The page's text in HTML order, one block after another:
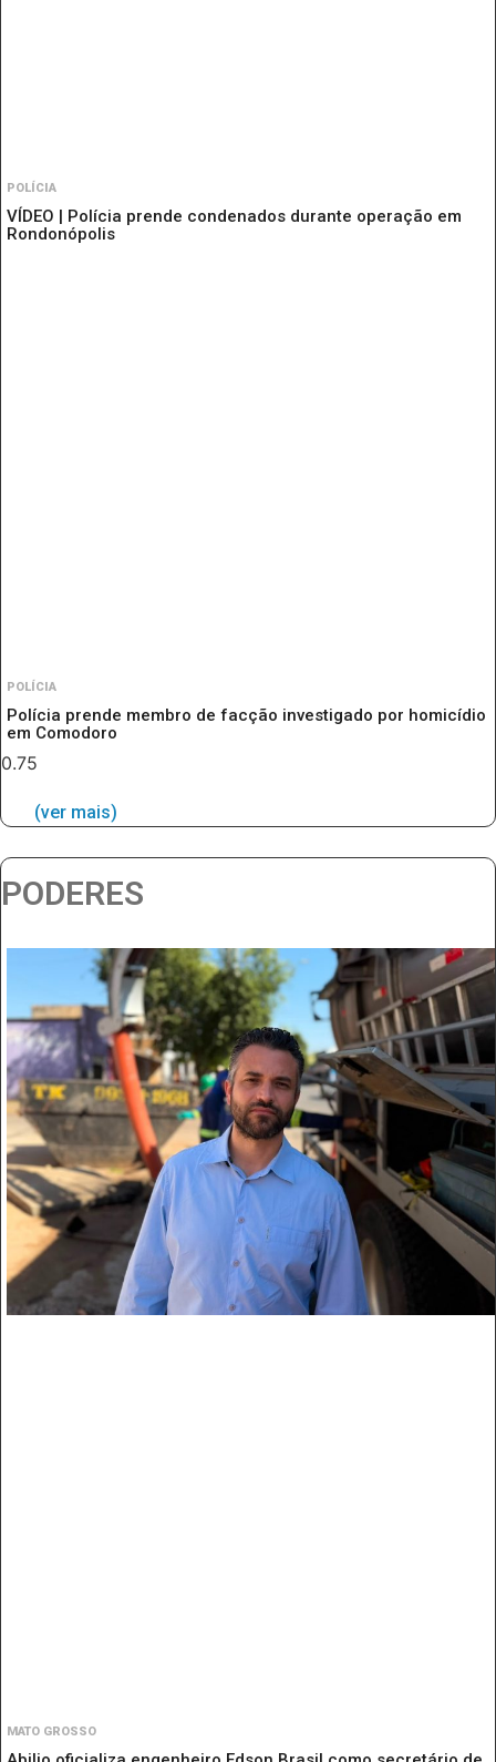
POLÍCIA
VÍDEO | Polícia prende condenados durante operação em
Rondonópolis
POLÍCIA
Polícia prende membro de facção investigado por homicídio
em Comodoro
(ver mais)
PODERES
MATO GROSSO